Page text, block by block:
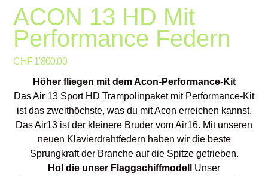
ACON 13 HD Mit
Performance Federn
Preis
CHF 1'800.00
Höher fliegen mit dem Acon-Performance-Kit
Das Air 13 Sport HD Trampolinpaket mit Performance-Kit
ist das zweithöchste, was du mit Acon erreichen kannst.
Das Air13 ist der kleinere Bruder vom Air16. Mit unseren
neuen Klavierdrahtfedern haben wir die beste
Sprungkraft der Branche auf die Spitze getrieben.
Hol die unser Flaggschiffmodell
Unser